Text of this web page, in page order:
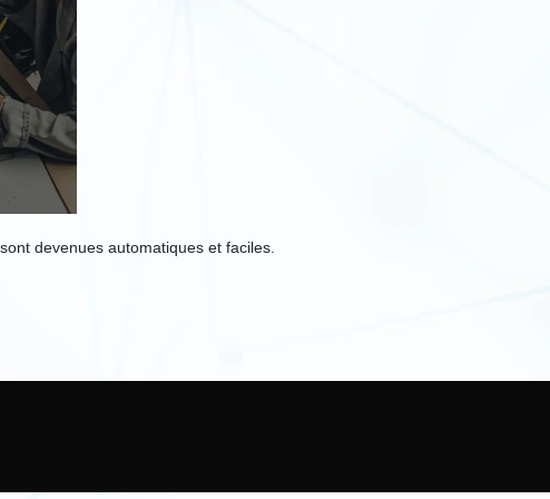
devenues automatiques et faciles.